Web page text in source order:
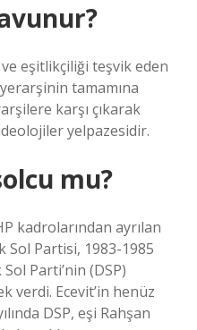
eşitlikçiliği teşvik eden
tamamına
karşı çıkarak
yelpazesidir.
mu?
kadrolarından ayrılan
Sol Partisi, 1983-1985
Parti’nin (DSP)
verdi. Ecevit’in henüz
DSP, eşi Rahşan